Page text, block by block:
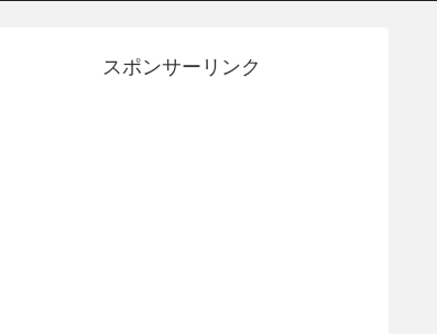
スポンサーリンク